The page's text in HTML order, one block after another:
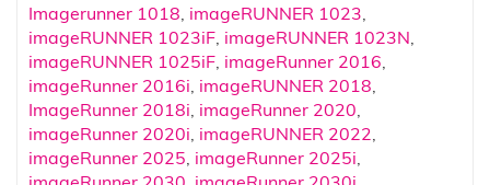
Imagerunner 1018 imageRUNNER 1023
imageRUNNER 1023iF imageRUNNER 1023N
imageRUNNER 1025iF imageRunner 2016
imageRunner 2016i imageRUNNER 2018
ImageRunner 2018i imageRunner 2020
imageRunner 2020i imageRUNNER 2022
imageRunner 2025 imageRunner 2025i